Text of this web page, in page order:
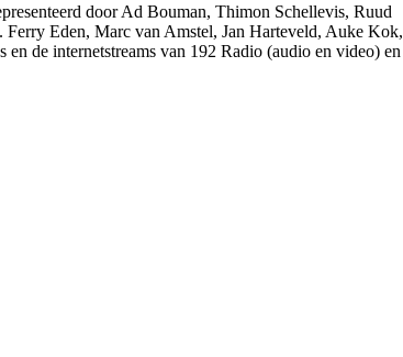
door Ad Bouman, Thimon Schellevis, Ruud
Eden, Marc van Amstel, Jan Harteveld, Auke Kok,
de internetstreams van 192 Radio (audio en video) en